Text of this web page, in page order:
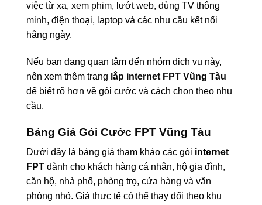
việc từ xa, xem phim, lướt web, dùng TV thông
minh, điện thoại, laptop và các nhu cầu kết nối
hằng ngày.
Nếu bạn đang quan tâm đến nhóm dịch vụ này,
nên xem thêm trang lắp internet FPT Vũng Tàu
để biết rõ hơn về gói cước và cách chọn theo nhu
cầu.
Bảng Giá Gói Cước FPT Vũng Tàu
Dưới đây là bảng giá tham khảo các gói internet
FPTdành cho khách hàng cá nhân, hộ gia đình,
căn hộ, nhà phố, phòng trọ, cửa hàng và văn
phòng nhỏ. Giá thực tế có thể thay đổi theo khu